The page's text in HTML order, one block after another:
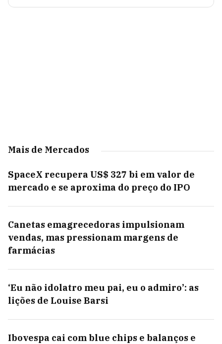
Mais de Mercados
SpaceX recupera US$ 327 bi em valor de
mercado e se aproxima do preço do IPO
Canetas emagrecedoras impulsionam
vendas, mas pressionam margens de
farmácias
‘Eu não idolatro meu pai, eu o admiro’: as
lições de Louise Barsi
Ibovespa cai com blue chips e balanços e